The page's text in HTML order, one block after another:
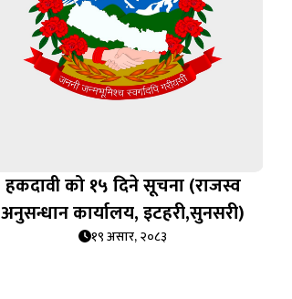
हकदावी को १५ दिने सूचना (राजस्व
अनुसन्धान कार्यालय, इटहरी,सुनसरी)
१९ असार, २०८३